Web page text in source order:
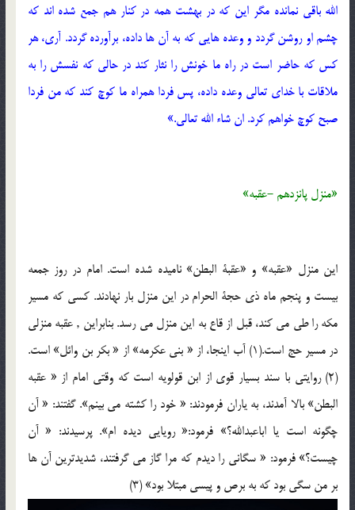
الله باقی نمانده مگر این که در بهشت همه در کنار هم جمع شده اند که
چشم او روشن گردد و وعده هایی که به آن ها داده، برآورده گردد. آری، هر
کس که حاضر است در راه ما خونش را نثار کند در حالی که نفسش را به
ملاقات با خدای تعالی وعده داده، پس فردا همراه ما کوچ کند که من فردا
صبح کوچ خواهم کرد. ان شاء الله تعالی.»
«منزل پانزدهم -عقبه»
این منزل «عقبه» و «عقبة البطن» نامیده شده است. امام در روز جمعه
بیست و پنجم ماه ذی حجة الحرام در این منزل بار نهادند. کسی که مسیر
مکه را طی می کند، قبل از قاع به این منزل می رسد. بنابراین , عقبه منزلی
در مسیر حج است.(1) آب اینجا، از « بنی عکرمه» از « بکر بن وائل» است.
(2) روایتی با سند بسیار قوی از ابن قولویه است که وقتی امام از « عقبه
البطن» بالا آمدند، به یاران فرمودند: « خود را کشته می بینم». گفتند: « آن
چگونه است یا اباعبدالله؟» فرمود:« رویایی دیده ام». پرسیدند: « آن
چیست؟» فرمود: « سگانی را دیدم که مرا گاز می گرفتند، شدیدترین آن ها
بر من سگی بود که به برص و پیسی مبتلا بود» (3)